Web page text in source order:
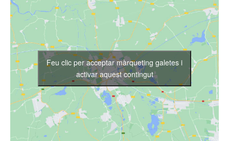
Feu clic per acceptar màrqueting galetes i
activar aquest contingut